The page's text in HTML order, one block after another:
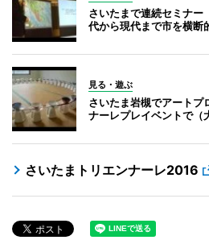
さいたまで連続セミナー
代から現代まで市を横断
見る・遊ぶ
さいたま岩槻でアートプ
ナーレプレイベントで（
さいたまトリエンナーレ2016